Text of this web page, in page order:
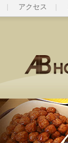
アクセス